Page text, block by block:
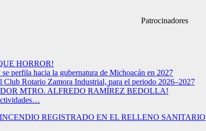
Patrocinadores
HORROR!
perfila hacia la gubernatura de Michoacán en 2027
Club Rotario Zamora Industrial, para el periodo 2026–2027
MTRO. ALFREDO RAMÍREZ BEDOLLA!
REGISTRADO EN EL RELLENO SANITARIO